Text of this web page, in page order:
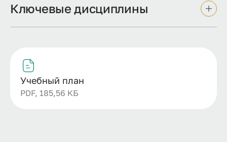
Ключевые дисциплины
Учебный план
PDF, 185,56 КБ